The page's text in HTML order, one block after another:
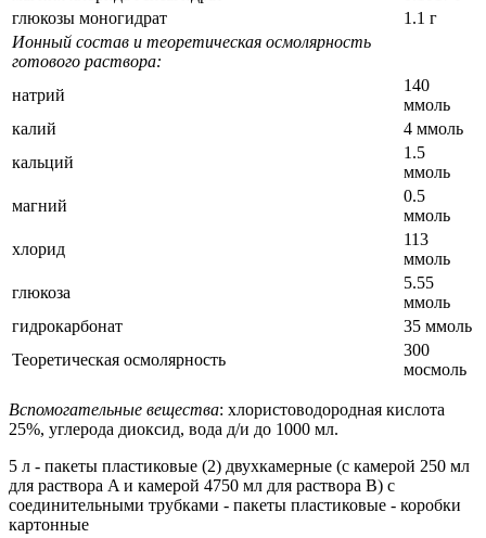
глюкозы моногидрат
1.1 г
Ионный состав и теоретическая осмолярность
готового раствора:
натрий
140
ммоль
калий
4 ммоль
кальций
1.5
ммоль
магний
0.5
ммоль
хлорид
113
ммоль
глюкоза
5.55
ммоль
гидрокарбонат
35 ммоль
Теоретическая осмолярность
300
мосмоль
Вспомогательные вещества: хлористоводородная кислота
25%, углерода диоксид, вода д/и до 1000 мл.
5 л - пакеты пластиковые (2) двухкамерные (с камерой 250 мл
для раствора A и камерой 4750 мл для раствора B) с
соединительными трубками - пакеты пластиковые - коробки
картонные